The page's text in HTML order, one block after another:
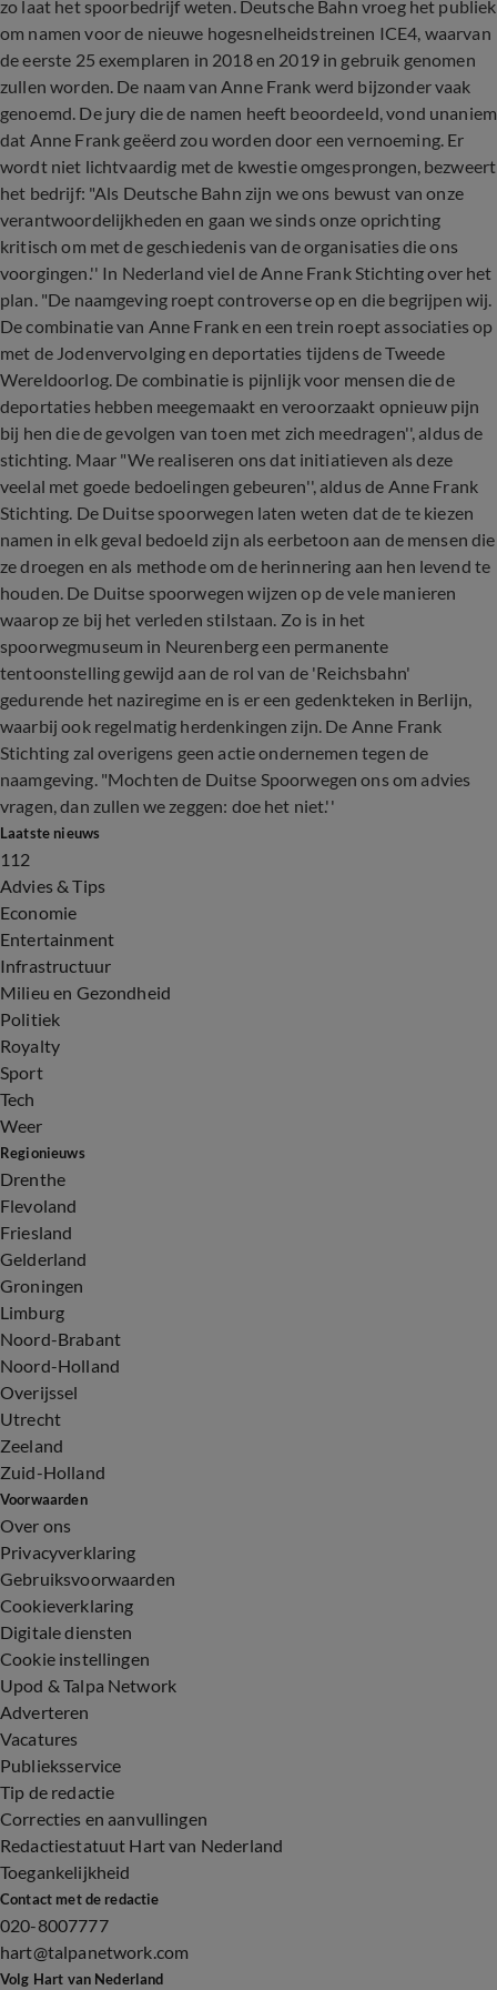
zo laat het spoorbedrijf weten. Deutsche Bahn vroeg het publiek
om namen voor de nieuwe hogesnelheidstreinen ICE4, waarvan
de eerste 25 exemplaren in 2018 en 2019 in gebruik genomen
zullen worden. De naam van Anne Frank werd bijzonder vaak
genoemd. De jury die de namen heeft beoordeeld, vond unaniem
dat Anne Frank geëerd zou worden door een vernoeming. Er
wordt niet lichtvaardig met de kwestie omgesprongen, bezweert
het bedrijf: "Als Deutsche Bahn zijn we ons bewust van onze
verantwoordelijkheden en gaan we sinds onze oprichting
kritisch om met de geschiedenis van de organisaties die ons
voorgingen.'' In Nederland viel de Anne Frank Stichting over het
plan. "De naamgeving roept controverse op en die begrijpen wij.
De combinatie van Anne Frank en een trein roept associaties op
met de Jodenvervolging en deportaties tijdens de Tweede
Wereldoorlog. De combinatie is pijnlijk voor mensen die de
deportaties hebben meegemaakt en veroorzaakt opnieuw pijn
bij hen die de gevolgen van toen met zich meedragen'', aldus de
stichting. Maar "We realiseren ons dat initiatieven als deze
veelal met goede bedoelingen gebeuren'', aldus de Anne Frank
Stichting. De Duitse spoorwegen laten weten dat de te kiezen
namen in elk geval bedoeld zijn als eerbetoon aan de mensen die
ze droegen en als methode om de herinnering aan hen levend te
houden. De Duitse spoorwegen wijzen op de vele manieren
waarop ze bij het verleden stilstaan. Zo is in het
spoorwegmuseum in Neurenberg een permanente
tentoonstelling gewijd aan de rol van de 'Reichsbahn'
gedurende het naziregime en is er een gedenkteken in Berlijn,
waarbij ook regelmatig herdenkingen zijn. De Anne Frank
Stichting zal overigens geen actie ondernemen tegen de
naamgeving. "Mochten de Duitse Spoorwegen ons om advies
vragen, dan zullen we zeggen: doe het niet.''
Laatste nieuws
112
Advies & Tips
Economie
Entertainment
Infrastructuur
Milieu en Gezondheid
Politiek
Royalty
Sport
Tech
Weer
Regionieuws
Drenthe
Flevoland
Friesland
Gelderland
Groningen
Limburg
Noord-Brabant
Noord-Holland
Overijssel
Utrecht
Zeeland
Zuid-Holland
Voorwaarden
Over ons
Privacyverklaring
Gebruiksvoorwaarden
Cookieverklaring
Digitale diensten
Cookie instellingen
Upod & Talpa Network
Adverteren
Vacatures
Publieksservice
Tip de redactie
Correcties en aanvullingen
Redactiestatuut Hart van Nederland
Toegankelijkheid
Contact met de redactie
020-8007777
hart@talpanetwork.com
Volg Hart van Nederland